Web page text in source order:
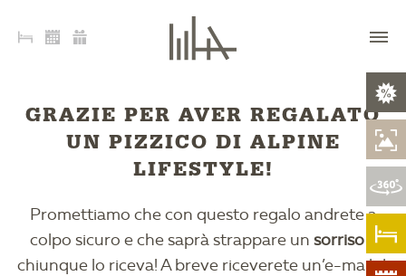
GRAZIE PER AVER REGALATO
UN PIZZICO DI ALPINE
LIFESTYLE!
Promettiamo che con questo regalo andrete a
colpo sicuro e che saprà strappare un sorrisoa
chiunque lo riceva! A breve riceverete un’e-mail di